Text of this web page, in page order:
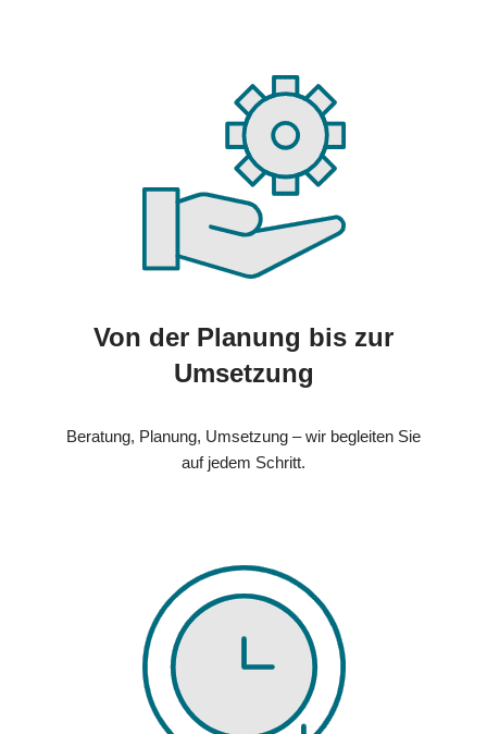
Von der Planung bis zur
Umsetzung
Beratung, Planung, Umsetzung – wir begleiten Sie
auf jedem Schritt.